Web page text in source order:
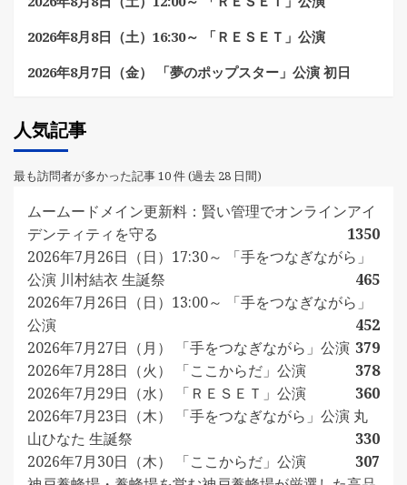
2026年8月8日（土）16:30～ 「ＲＥＳＥＴ」公演
2026年8月7日（金） 「夢のポップスター」公演 初日
人気記事
最も訪問者が多かった記事 10 件 (過去 28 日間)
ムームードメイン更新料：賢い管理でオンラインアイ
デンティティを守る
1350
2026年7月26日（日）17:30～ 「手をつなぎながら」
公演 川村結衣 生誕祭
465
2026年7月26日（日）13:00～ 「手をつなぎながら」
公演
452
2026年7月27日（月） 「手をつなぎながら」公演 379
2026年7月28日（火） 「ここからだ」公演
378
2026年7月29日（水） 「ＲＥＳＥＴ」公演
360
2026年7月23日（木） 「手をつなぎながら」公演 丸
山ひなた 生誕祭
330
2026年7月30日（木） 「ここからだ」公演
307